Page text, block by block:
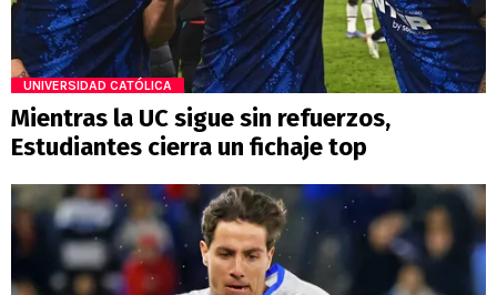
UNIVERSIDAD CATÓLICA
Mientras la UC sigue sin refuerzos,
Estudiantes cierra un fichaje top